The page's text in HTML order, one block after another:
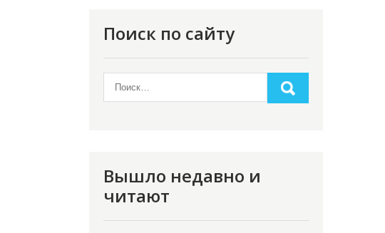
Поиск по сайту
Вышло недавно и
читают